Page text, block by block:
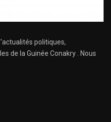
politiques,
de la Guinée Conakry . Nous